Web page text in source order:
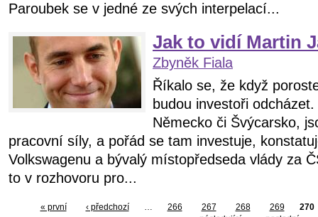
Paroubek se v jedné ze svých interpelací...
Jak to vidí Martin
Zbyněk Fiala
Říkalo se, že když
budou investoři
Německo či Švýcarsko,
pracovní síly, a pořád se tam investuje,
Volkswagenu a bývalý místopředseda vlády za
to v rozhovoru pro...
« první ‹ předchozí … 266 267 268 269
270